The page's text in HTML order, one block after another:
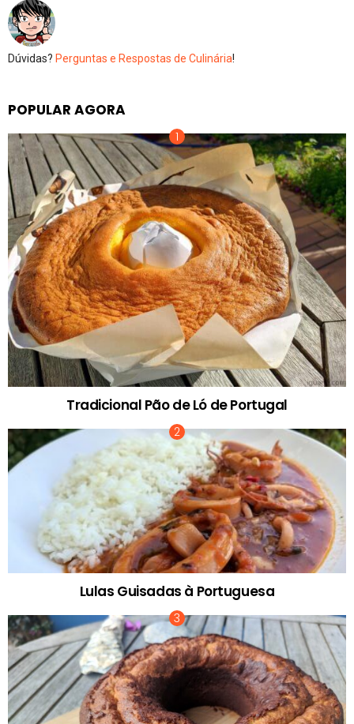
Dúvidas? Perguntas e Respostas de Culinária!
POPULAR AGORA
Tradicional Pão de Ló de Portugal
Lulas Guisadas à Portuguesa